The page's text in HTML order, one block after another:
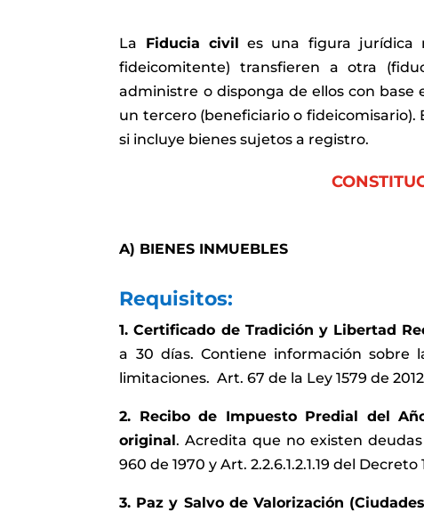
La Fiducia civil es una figura jurídica
fideicomitente) transfieren a otra
administre o disponga de ellos con
un tercero (beneficiario o
si incluye bienes sujetos a registro.
A) BIENES INMUEBLES
Requisitos:
1. Certificado de Tradición y Libertad
a 30 días. Contiene información sobre
limitaciones. Art. 67 de la Ley 1579 de
2. Recibo de Impuesto Predial del
original. Acredita que no existen
960 de 1970 y Art. 2.2.6.1.2.1.19 del Decreto
3. Paz y Salvo de Valorización